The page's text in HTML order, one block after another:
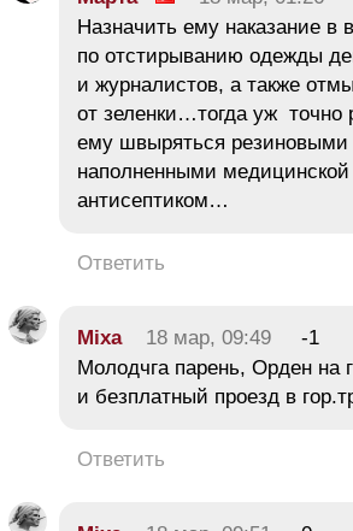
Назначить ему наказание в
по отстирыванию одежды
и журналистов, а также
от зеленки…тогда уж точно
ему швыряться резиновыми
наполненными
антисептиком…
Ответить
Mixa 18 мар, 09:49
-1
Молодчга парень, Орден на
и безплатный проезд в
Ответить